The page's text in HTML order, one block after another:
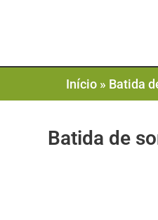
Início» Batida
Batida de